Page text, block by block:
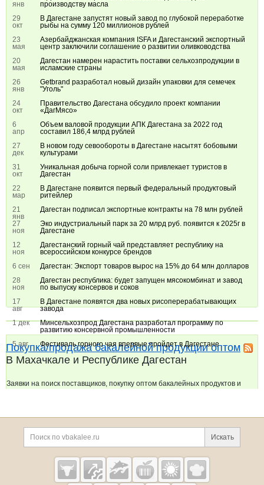
янв
производству масла
29
окт
В Дагестане запустят новый завод по глубокой переработке
рыбы на сумму 120 миллионов рублей
23
мая
Азербайджанская компания ISFA и Дагестанский экспортный
центр заключили соглашение о развитии оливководства
20
мая
Дагестан намерен нарастить поставки сельхозпродукции в
исламские страны
26
янв
Getbrand разработал новый дизайн упаковки для семечек
"Уголь"
24
окт
Правительство Дагестана обсудило проект компании
«ДагМясо»
6
апр
Объем валовой продукции АПК Дагестана за 2022 год
составил 186,4 млрд рублей
27
дек
В новом году севообороты в Дагестане насытят бобовыми
культурами
31
окт
Уникальная добыча горной соли привлекает туристов в
Дагестан
22
мар
В Дагестане появится первый федеральный продуктовый
ритейлер
21
янв
Дагестан подписал экспортные контракты на 78 млн рублей
27
ноя
Эко индустриальный парк за 20 млрд руб. появится к 2025г в
Дагестане
12
ноя
Дагестанский горный чай представляет республику на
всероссийском конкурсе брендов
6 сен
Дагестан: Экспорт товаров вырос на 15% до 64 млн долларов
28
ноя
Дагестан республика: будет запущен мясокомбинат и завод
по выпуску консервов и соков
17
авг
В Дагестане появятся два новых рисоперерабатывающих
завода
1 дек
Минсельхозпрод Дагестана разработал программу по
развитию консервной промышленности
5 авг
Фестиваль горного чая впервые пройдет в Дагестане
Покупка/продажа бакалейной продукции оптом
В Махачкале и Республике Дагестан
Заявки на поиск поставщиков, покупку оптом бакалейных продуктов и
Мука пшенчная терек на экспорт
Хизир Амхадов
09:18
Сахар-песок свекловичный
Анастасия Ставрград
Дополнительная информация
Поиск по сайту и
Искать
Cсылки на полезные проекты